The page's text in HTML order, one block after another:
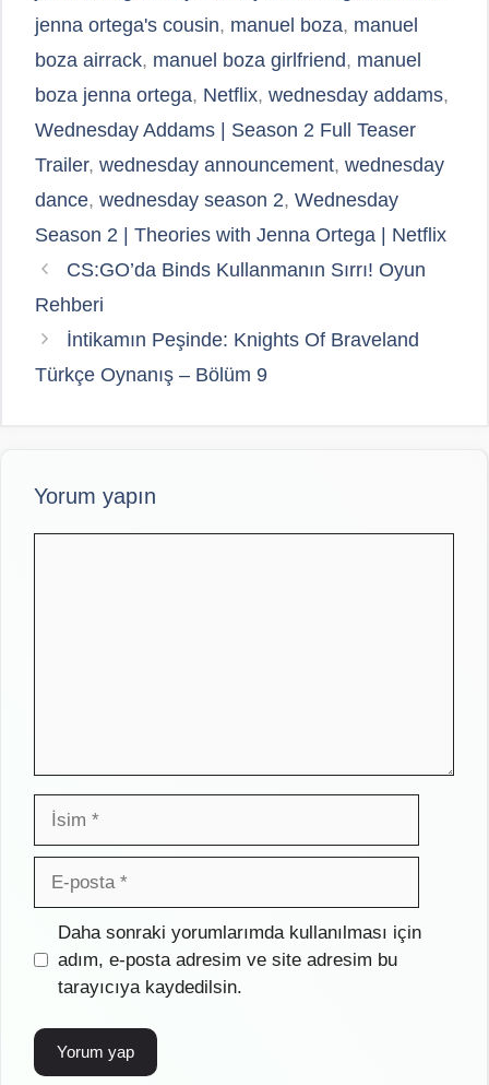
jenna ortega's cousin, manuel boza, manuel
boza airrack, manuel boza girlfriend, manuel
boza jenna ortega, Netflix, wednesday addams,
Wednesday Addams | Season 2 Full Teaser
Trailer, wednesday announcement, wednesday
dance, wednesday season 2, Wednesday
Season 2 | Theories with Jenna Ortega | Netflix
CS:GO’da Binds Kullanmanın Sırrı! Oyun
Rehberi
İntikamın Peşinde: Knights Of Braveland
Türkçe Oynanış – Bölüm 9
Yorum yapın
İsim
posta
İnternet
sitesi
Daha sonraki yorumlarımda kullanılması için
adım, e-posta adresim ve site adresim bu
tarayıcıya kaydedilsin.